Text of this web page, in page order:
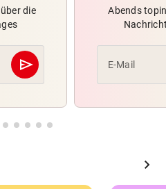
die
send
Abschicken
Abends
E-Mail
chevron_right